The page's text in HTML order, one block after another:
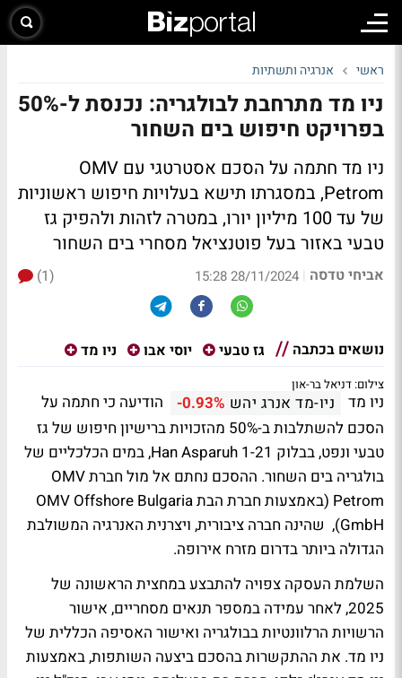
ראשי אנרגיה ותשתיות
ניו מד מתרחבת לבולגריה: נכנסת ל-50%
בפרויקט חיפוש בים השחור
ניו מד חתמה על הסכם אסטרטגי עם OMV
Petrom, במסגרתו תישא בעלויות חיפוש ראשוניות
של עד 100 מיליון יורו, במטרה לזהות ולהפיק גז
טבעי באזור בעל פוטנציאל מסחרי בים השחור
אביחי טדסה |
28/11/2024 15:28
(1)
נושאים בכתבה גז טבעי יוסי אבו ניו מד
צילום: דניאל בר-און
ניו מד ניו-מד אנרג יהש -0.93%
הודיעה כי חתמה על
הסכם להשתלבות ב-50% מהזכויות ברישיון חיפוש של גז
טבעי ונפט, בבלוק 1-21 Han Asparuh, במים הכלכליים של
בולגריה בים השחור. ההסכם נחתם אל מול חברת OMV
Petrom (באמצעות חברת הבת OMV Offshore Bulgaria
GmbH), שהינה חברה ציבורית, ויצרנית האנרגיה המשולבת
הגדולה ביותר בדרום מזרח אירופה.
השלמת העסקה צפויה להתבצע במחצית הראשונה של
2025, לאחר עמידה במספר תנאים מסחריים, אישור
הרשויות הרלוונטיות בבולגריה ואישור האסיפה הכללית של
ניו מד. את ההתקשרות בהסכם ביצעה השותפות, באמצעות